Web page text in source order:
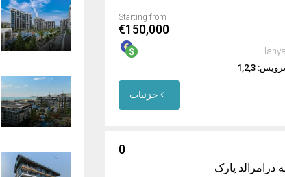
Oba Mahallesi, Alanya, Antalya, Mediterranean Region, Turkey
1,2,3
Startıng from
€150,000
0